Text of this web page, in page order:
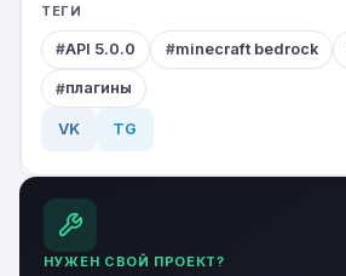
ТЕГИ
API 5.0.0 minecraft bedrock
плагины
VK TG
НУЖЕН СВОЙ ПРОЕКТ?